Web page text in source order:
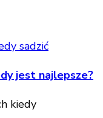
sadzić
jest najlepsze?